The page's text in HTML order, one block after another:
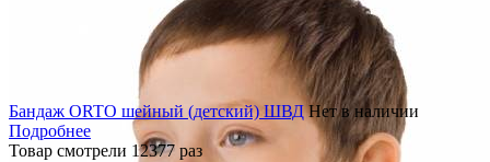
Бандаж ORTO шейный (детский) ШВД Нет в наличии
Подробнее
Товар смотрели 12377 раз